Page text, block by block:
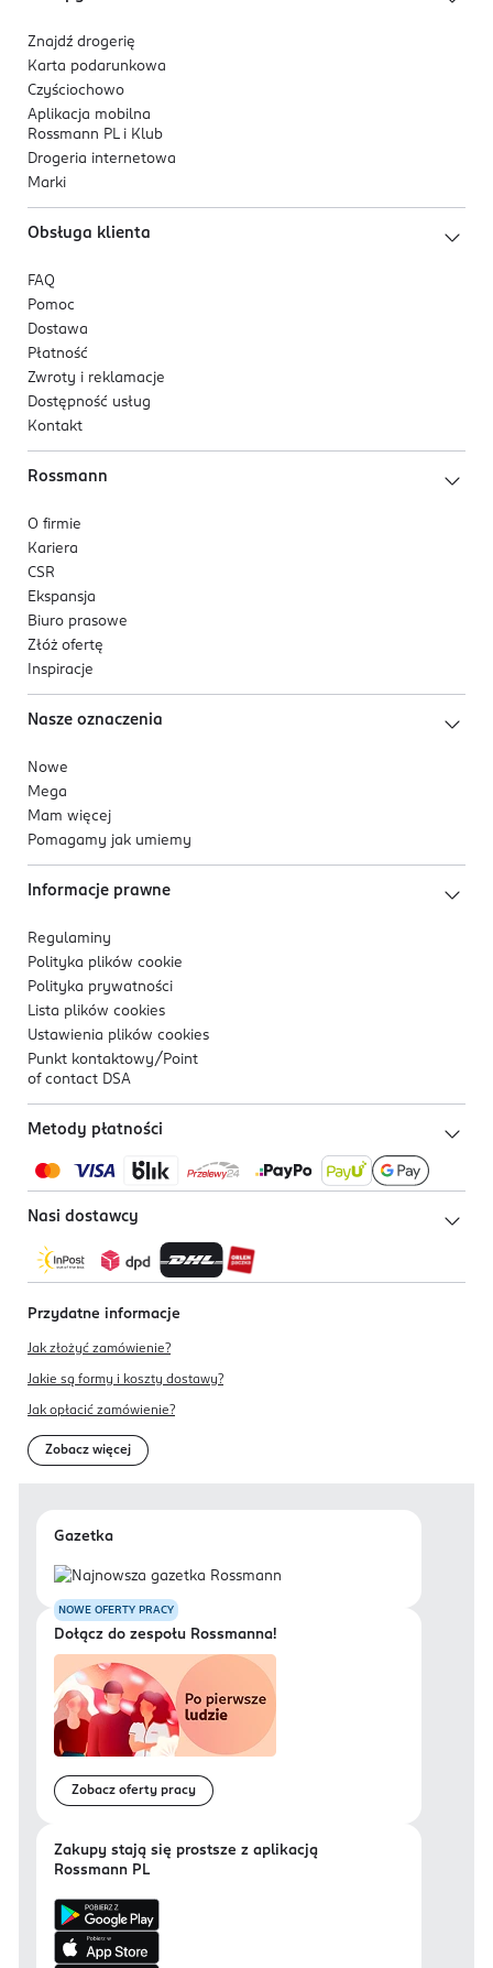
Znajdź drogerię
Karta podarunkowa
Czyściochowo
Aplikacja mobilna
Rossmann PL i Klub
Drogeria internetowa
Marki
Obsługa klienta
FAQ
Pomoc
Dostawa
Płatność
Zwroty i reklamacje
Dostępność usług
Kontakt
Rossmann
O firmie
Kariera
CSR
Ekspansja
Biuro prasowe
Złóż ofertę
Inspiracje
Nasze oznaczenia
Nowe
Mega
Mam więcej
Pomagamy jak umiemy
Informacje prawne
Regulaminy
Polityka plików cookie
Polityka prywatności
Lista plików cookies
Ustawienia plików cookies
Punkt kontaktowy/ Point
of contact DSA
Metody płatności
Nasi dostawcy
Przydatne informacje
Jak złożyć zamówienie?
Jakie są formy i koszty dostawy?
Jak opłacić zamówienie?
Zobacz więcej
Gazetka
NOWE OFERTY PRACY
Dołącz do zespołu Rossmanna!
Zobacz oferty pracy
Zakupy stają się prostsze z aplikacją
Rossmann PL